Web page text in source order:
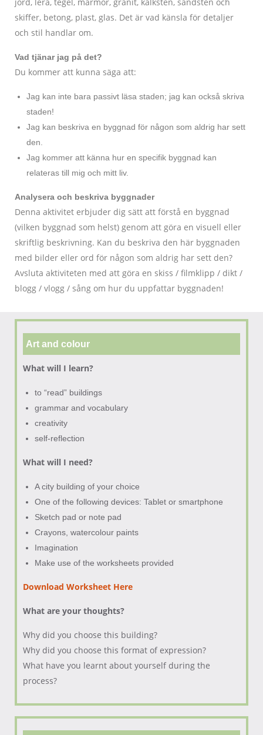
skiffer, betong, plast, glas. Det är vad känsla för detaljer
och stil handlar om.
Vad tjänar jag på det?
Du kommer att kunna säga att:
Jag kan inte bara passivt läsa staden; jag kan också skriva
staden!
Jag kan beskriva en byggnad för någon som aldrig har sett
den.
Jag kommer att känna hur en specifik byggnad kan
relateras till mig och mitt liv.
Analysera och beskriva byggnader
Denna aktivitet erbjuder dig sätt att förstå en byggnad
(vilken byggnad som helst) genom att göra en visuell eller
skriftlig beskrivning. Kan du beskriva den här byggnaden
med bilder eller ord för någon som aldrig har sett den?
Avsluta aktiviteten med att göra en skiss / filmklipp / dikt /
blogg / vlogg / sång om hur du uppfattar byggnaden!
Art and colour
What will I learn?
to “read” buildings
grammar and vocabulary
creativity
self-reflection
What will I need?
A city building of your choice
One of the following devices: Tablet or smartphone
Sketch pad or note pad
Crayons, watercolour paints
Imagination
Make use of the worksheets provided
Download Worksheet Here
What are your thoughts?
Why did you choose this building?
Why did you choose this format of expression?
What have you learnt about yourself during the
process?